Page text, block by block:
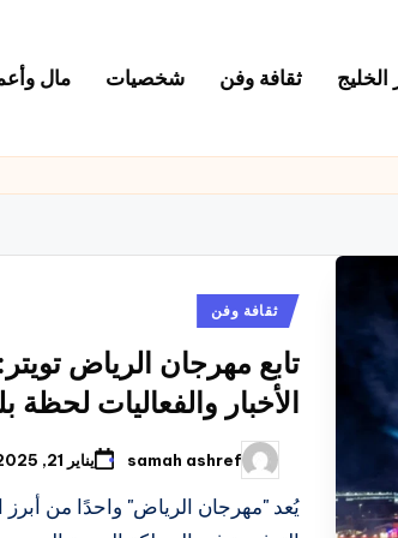
الخليج ثقافة وفن شخصيات مال
نُشرثقافة وفن
تابع مهرجان الرياض
الأخبار والفعاليات لحظة
تمّ
النشر
بواسطة
samah ashref يناير 21, 2025
يُعد "مهرجان الرياض" واحدًا من أبرز